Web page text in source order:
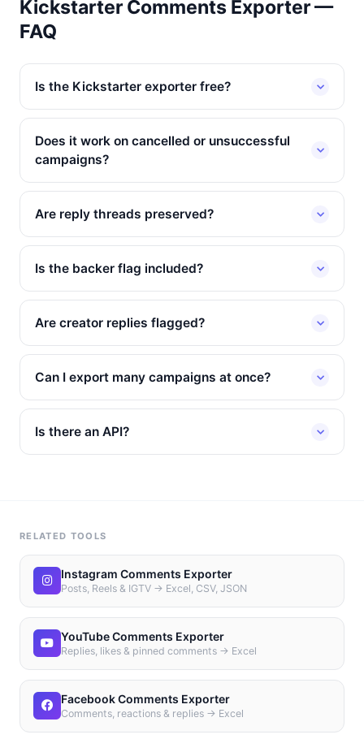
Kickstarter Comments Exporter —
FAQ
Is the Kickstarter exporter free?
Does it work on cancelled or unsuccessful
campaigns?
Are reply threads preserved?
Is the backer flag included?
Are creator replies flagged?
Can I export many campaigns at once?
Is there an API?
RELATED TOOLS
Instagram Comments Exporter
Posts, Reels & IGTV → Excel, CSV, JSON
YouTube Comments Exporter
Replies, likes & pinned comments → Excel
Facebook Comments Exporter
Comments, reactions & replies → Excel